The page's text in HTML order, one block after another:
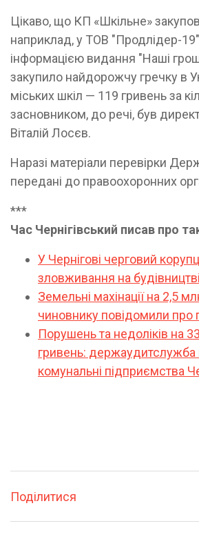
Цікаво, що КП «Шкільне»
наприклад, у ТОВ "Продлідер-
інформацією видання "Наші
закупило найдорожчу гречку в
міських шкіл — 119 гривень за
засновником, до речі, був
Віталій Лосєв.
Наразі матеріали перевірки
передані до правоохоронних
***
Час Чернігівський писав про
У Чернігові черговий
зловживання на
Земельні махінації на 2,5
чиновнику повідомили про
Порушень та недоліків на
гривень: держаудитслужба
комунальні підприємства
Поділитися